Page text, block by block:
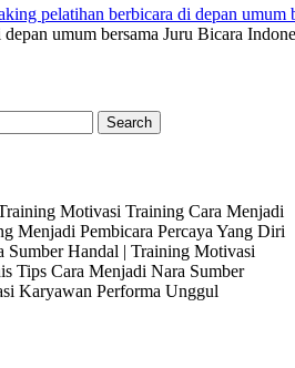
umum bersama Juru Bicara
Motivasi Training Cara Menjadi
Menjadi Pembicara Percaya Yang Diri
Sumber Handal | Training Motivasi
Tips Cara Menjadi Nara Sumber
Karyawan Performa Unggul